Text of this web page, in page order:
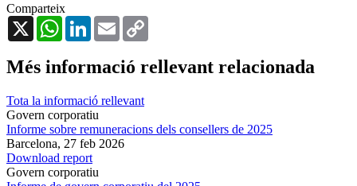
Comparteix
X
WhatsAppLinkedInEmail
Més informació rellevant relacionada
Tota la informació rellevant
Govern corporatiu
Informe sobre remuneracions dels consellers de 2025
Barcelona, 27 feb 2026
Download report
Govern corporatiu